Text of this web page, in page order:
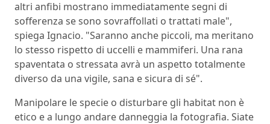
altri anfibi mostrano immediatamente segni di
sofferenza se sono sovraffollati o trattati male",
spiega Ignacio. "Saranno anche piccoli, ma meritano
lo stesso rispetto di uccelli e mammiferi. Una rana
spaventata o stressata avrà un aspetto totalmente
diverso da una vigile, sana e sicura di sé".
Manipolare le specie o disturbare gli habitat non è
etico e a lungo andare danneggia la fotografia. Siate